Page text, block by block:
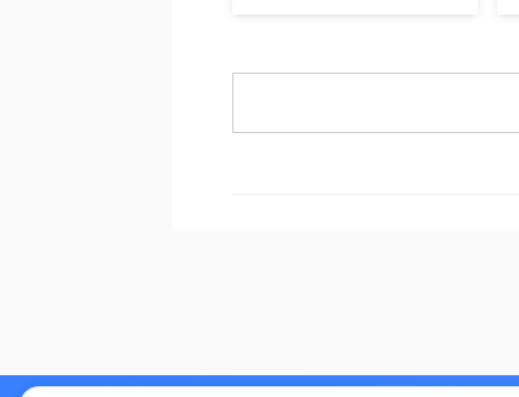
シャルケアを提供していま
今回は算命学の中でも特に実
算」で読むことで、 自分の行